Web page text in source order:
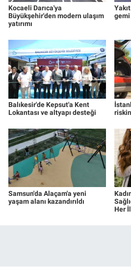
Kocaeli Darıca'ya
Büyükşehir'den modern ulaşım
yatırımı
gemi
Balıkesir'de Kepsut'a Kent
Lokantası ve altyapı desteği
Samsun'da Alaçam'a yeni
yaşam alanı kazandırıldı
Her